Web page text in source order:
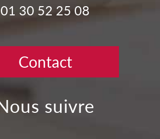
01 30 52 25 08
Contact
nous suivre